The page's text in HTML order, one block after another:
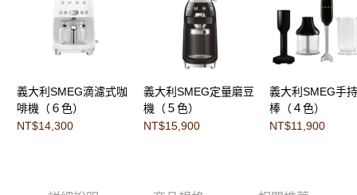
義大利SMEG滴濾式咖
啡機（６色）
NT$14,300
義大利SMEG定量磨豆
機（５色）
NT$15,900
義大利SMEG手
棒（４色）
NT$11,900